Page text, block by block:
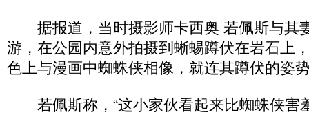
据报道，当时摄影师卡西奥 若佩斯与其
游，在公园内意外拍摄到蜥蜴蹲伏在岩石上
色上与漫画中蜘蛛侠相像，就连其蹲伏的姿
若佩斯称，“这小家伙看起来比蜘蛛侠害